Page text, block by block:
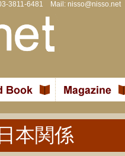
3811-6481 Mail: nisso@nisso.net
日本関係